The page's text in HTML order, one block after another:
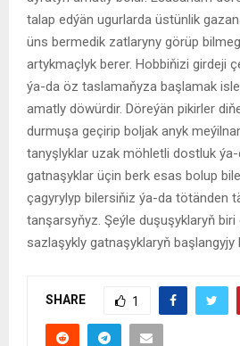
talap edýän ugurlarda üstünlik
üns bermedik zatlaryny görüp
artykmaçlyk berer. Hobbiňizi girdeji
ýa-da öz taslamaňyza başlamak
amatly döwürdir. Döreýän pikirler
durmuşa geçirip boljak anyk
tanyşlyklar uzak möhletli dostluk
gatnaşyklar üçin berk esas bolup
çagyrylyp bilersiňiz ýa-da tötänden
tanşarsyňyz. Şeýle duşuşyklaryň biri
sazlaşykly gatnaşyklaryň başlangyjy
SHARE 1